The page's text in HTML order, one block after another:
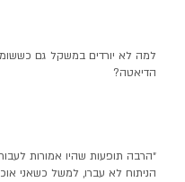
למה לא יורדים במשקל גם
הדיאטה?
״הרבה תופעות שהיו אמורות
הניתוח לא עברו, למשל כשאני